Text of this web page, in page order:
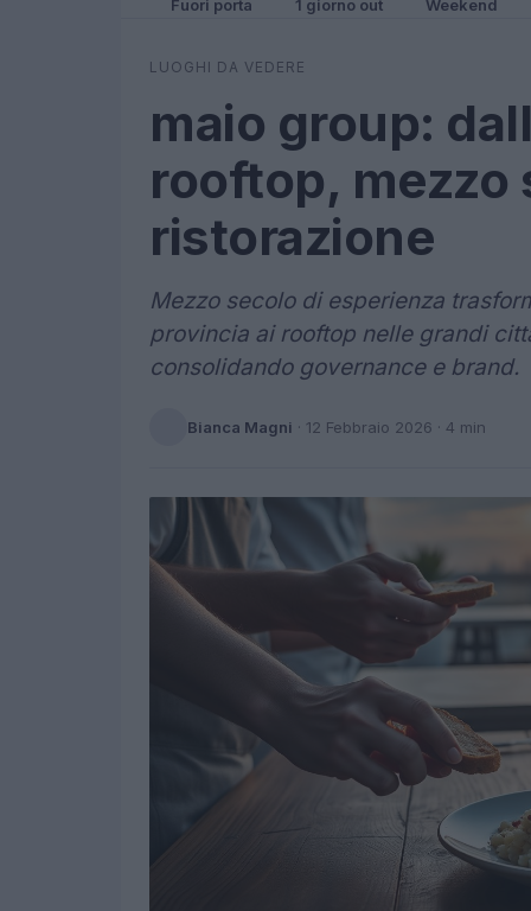
Fuori porta 1 giorno out Weekend
LUOGHI DA VEDERE
maio group:
rooftop, mezzo
ristorazione
Mezzo secolo di esperienza
provincia ai rooftop nelle grandi
consolidando governance e brand.
Bianca Magni · 12 Febbraio 2026 · 4 min